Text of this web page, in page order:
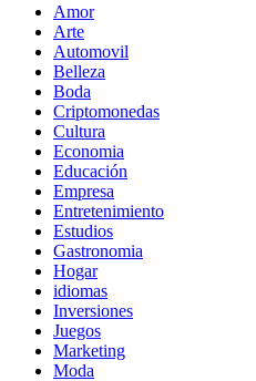
Amor
Arte
Automovil
Belleza
Boda
Criptomonedas
Cultura
Economia
Educación
Empresa
Entretenimiento
Estudios
Gastronomia
Hogar
idiomas
Inversiones
Juegos
Marketing
Moda